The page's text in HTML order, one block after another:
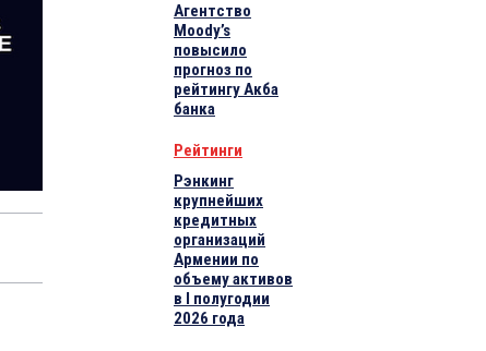
Агентство
Moody’s
повысило
прогноз по
рейтингу Акба
банка
Рейтинги
Рэнкинг
крупнейших
кредитных
организаций
Армении по
объему активов
в I полугодии
2026 года